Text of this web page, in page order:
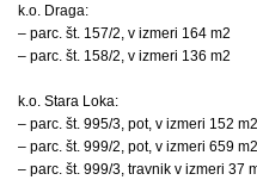
k.o. Draga:
– parc. št. 157/2, v izmeri 164 m2
– parc. št. 158/2, v izmeri 136 m2
k.o. Stara Loka:
– parc. št. 995/3, pot, v izmeri 152 m2
– parc. št. 999/2, pot, v izmeri 659 m2
– parc. št. 999/3, travnik v izmeri 37